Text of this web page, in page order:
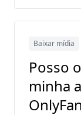
Baixar mídia
Posso
minha